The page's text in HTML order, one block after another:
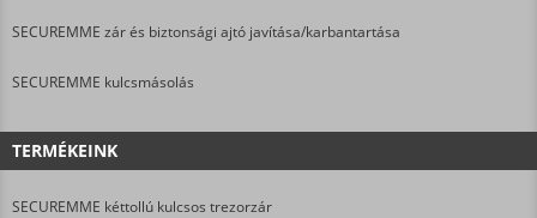
SECUREMME zár és biztonsági ajtó javítása/karbantartása
SECUREMME kulcsmásolás
TERMÉKEINK
SECUREMME kéttollú kulcsos trezorzár